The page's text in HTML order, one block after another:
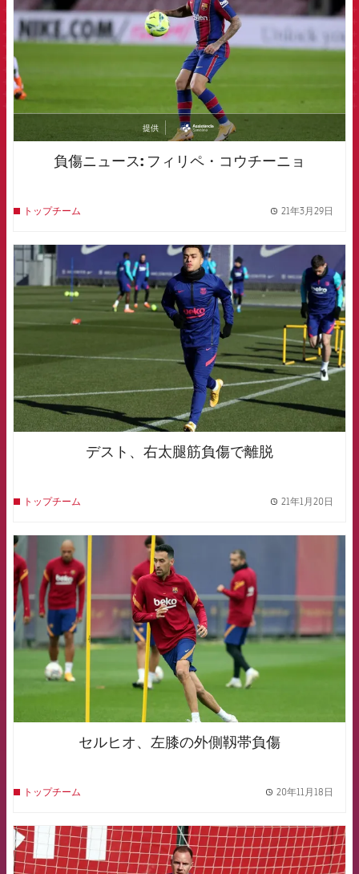
提供
asistencia
負傷ニュース: フィリペ・コウチーニョ
トップチーム 21年3月29日
FCB Barcelona badge
デスト、右太腿筋負傷で離脱
トップチーム 21年1月20日
セルヒオ、左膝の外側靱帯負傷
トップチーム 20年11月18日
FCB Barcelona badge